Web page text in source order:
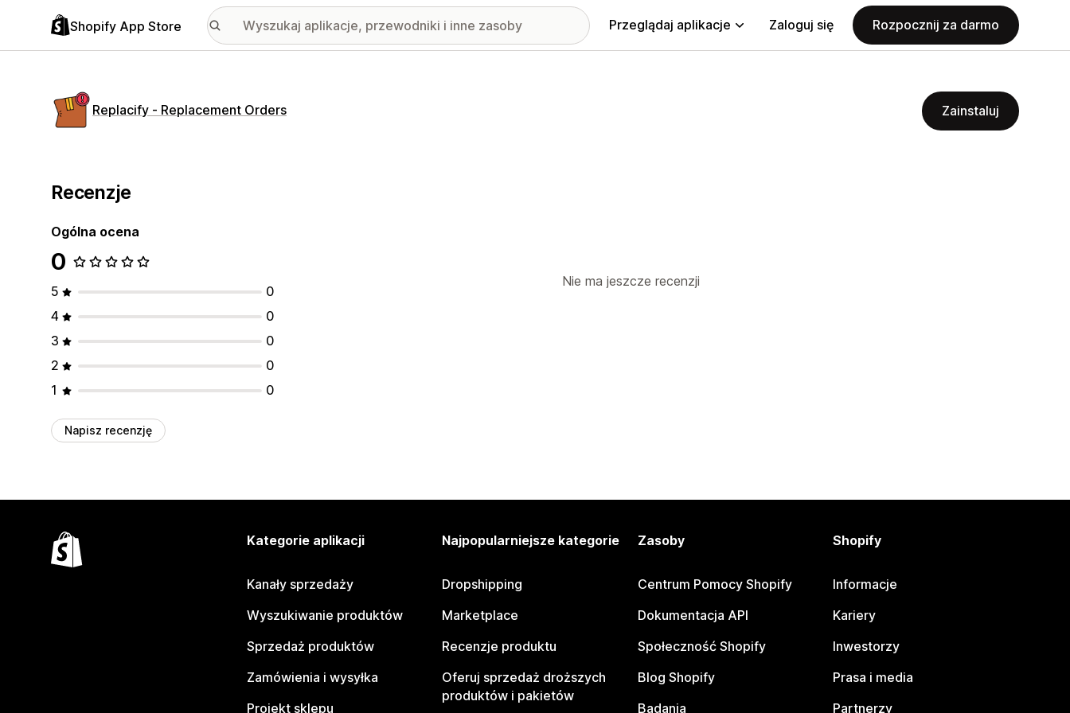
Shopify App Store Przeglądaj aplikacje Zaloguj się Rozpocznij za darmo
Replacify ‑ Replacement Orders Zainstaluj
Recenzje
Ogólna ocena
0
5
0
4
0
3
0
2
0
1
0
Napisz recenzję
Nie ma jeszcze recenzji
Kategorie aplikacji
Kanały sprzedaży
Wyszukiwanie produktów
Sprzedaż produktów
Zamówienia i wysyłka
Projekt sklepu
Najpopularniejsze kategorie
Dropshipping
Marketplace
Recenzje produktu
Oferuj sprzedaż droższych
produktów i pakietów
Zasoby
Centrum Pomocy Shopify
Dokumentacja API
Społeczność Shopify
Blog Shopify
Badania
Shopify
Informacje
Kariery
Inwestorzy
Prasa i media
Partnerzy